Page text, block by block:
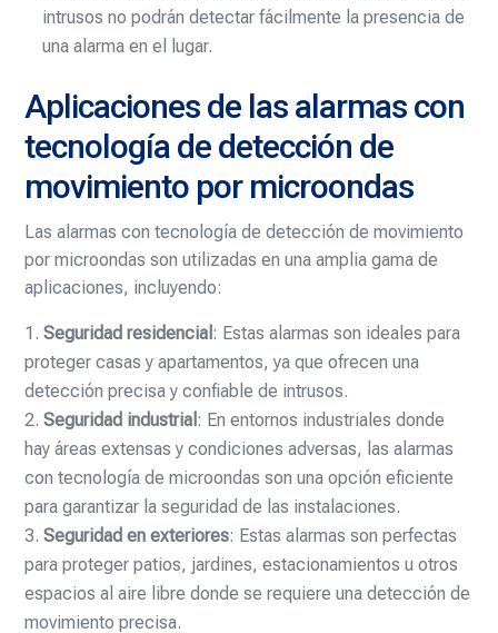
intrusos no podrán detectar fácilmente la presencia de
una alarma en el lugar.
Aplicaciones de las alarmas con
tecnología de detección de
movimiento por microondas
Las alarmas con tecnología de detección de movimiento
por microondas son utilizadas en una amplia gama de
aplicaciones, incluyendo:
Seguridad residencial : Estas alarmas son ideales para
proteger casas y apartamentos, ya que ofrecen una
detección precisa y confiable de intrusos.
Seguridad industrial : En entornos industriales donde
hay áreas extensas y condiciones adversas, las alarmas
con tecnología de microondas son una opción eficiente
para garantizar la seguridad de las instalaciones.
Seguridad en exteriores: Estas alarmas son perfectas
para proteger patios, jardines, estacionamientos u otros
espacios al aire libre donde se requiere una detección de
movimiento precisa.